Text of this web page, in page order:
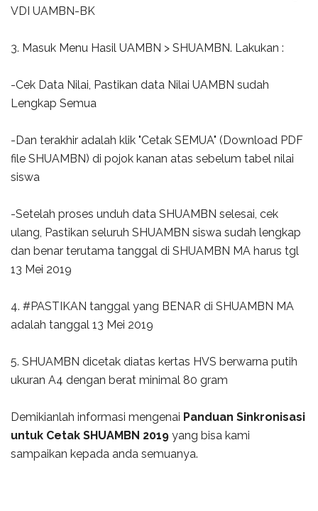
VDI UAMBN-BK
3. Masuk Menu Hasil UAMBN > SHUAMBN. Lakukan :
-Cek Data Nilai, Pastikan data Nilai UAMBN sudah
Lengkap Semua
-Dan terakhir adalah klik "Cetak SEMUA" (Download PDF
file SHUAMBN) di pojok kanan atas sebelum tabel nilai
siswa
-Setelah proses unduh data SHUAMBN selesai, cek
ulang, Pastikan seluruh SHUAMBN siswa sudah lengkap
dan benar terutama tanggal di SHUAMBN MA harus tgl
13 Mei 2019
4. #PASTIKAN tanggal yang BENAR di SHUAMBN MA
adalah tanggal 13 Mei 2019
5. SHUAMBN dicetak diatas kertas HVS berwarna putih
ukuran A4 dengan berat minimal 80 gram
Demikianlah informasi mengenai Panduan Sinkronisasi
untuk Cetak SHUAMBN 2019 yang bisa kami
sampaikan kepada anda semuanya.